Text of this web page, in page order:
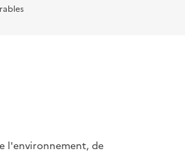
l'environnement, de